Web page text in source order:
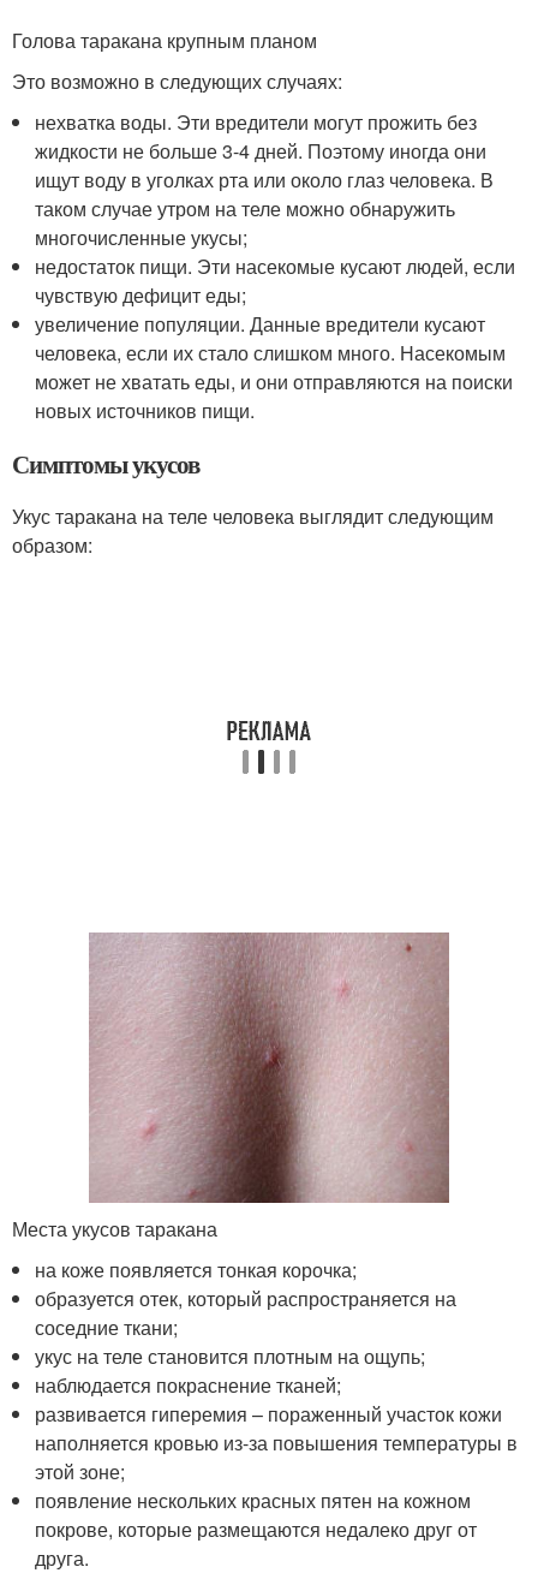
Голова таракана крупным планом
Это возможно в следующих случаях:
нехватка воды. Эти вредители могут прожить без
жидкости не больше 3-4 дней. Поэтому иногда они
ищут воду в уголках рта или около глаз человека. В
таком случае утром на теле можно обнаружить
многочисленные укусы;
недостаток пищи. Эти насекомые кусают людей, если
чувствую дефицит еды;
увеличение популяции. Данные вредители кусают
человека, если их стало слишком много. Насекомым
может не хватать еды, и они отправляются на поиски
новых источников пищи.
Симптомы укусов
Укус таракана на теле человека выглядит следующим
образом:
Места укусов таракана
на коже появляется тонкая корочка;
образуется отек, который распространяется на
соседние ткани;
укус на теле становится плотным на ощупь;
наблюдается покраснение тканей;
развивается гиперемия – пораженный участок кожи
наполняется кровью из-за повышения температуры в
этой зоне;
появление нескольких красных пятен на кожном
покрове, которые размещаются недалеко друг от
друга.